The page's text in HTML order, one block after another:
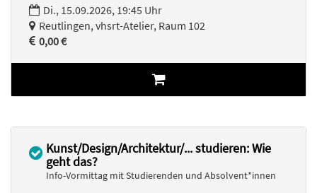
Di., 15.09.2026, 19:45 Uhr
Reutlingen, vhsrt-Atelier, Raum 102
0,00 €
Kunst/Design/Architektur/... studieren: Wie
geht das?
Info-Vormittag mit Studierenden und Absolvent*innen